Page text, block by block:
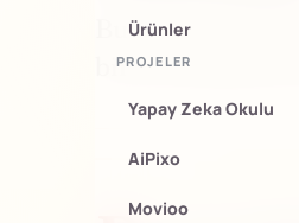
Ürünler
PROJELER
Yapay Zeka Okulu
AiPixo
Movioo
Bu yazıyı
bir şey